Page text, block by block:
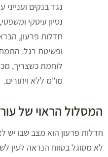
נגד בנקים
נסיון עיסקי
חדלות פרעון,
ופשיטת רגל.
לוחמת כשצריך,
מו"מ ללא ויתורים.
המסלול הראוי של
חדלות פרעון הוא מצב שבו יש
לא מסוגל בטווח הנראה לעין